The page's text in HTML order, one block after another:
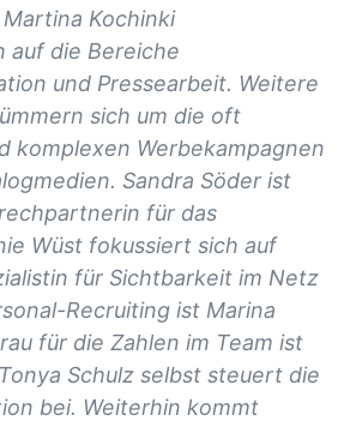
Kochinki
auf die Bereiche
und Pressearbeit. Weitere
sich um die oft
komplexen Werbekampagnen
Sandra Söder ist
für das
Wüst fokussiert sich auf
für Sichtbarkeit im Netz
Recruiting ist Marina
für die Zahlen im Team ist
Schulz selbst steuert die
bei. Weiterhin kommt